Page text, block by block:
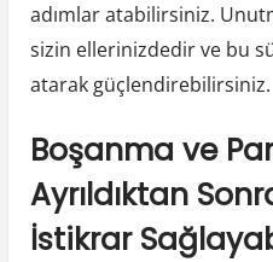
adımlar atabilirsiniz.
sizin ellerinizdedir ve bu
atarak güçlendirebilirsiniz.
Boşanma ve
Ayrıldıktan
İstikrar